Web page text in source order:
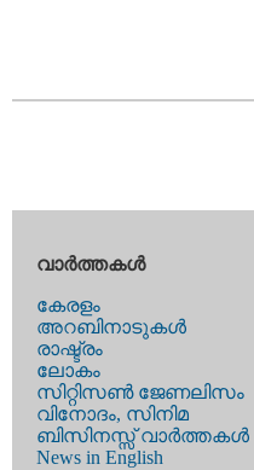
വാര്‍ത്തകള്‍
കേരളം
അറബിനാടുകള്‍
രാഷ്ട്രം
ലോകം
സിറ്റിസണ്‍ ജേണലിസം
വിനോദം, സിനിമ
ബിസിനസ്സ് വാര്‍ത്തകള്‍
News in English